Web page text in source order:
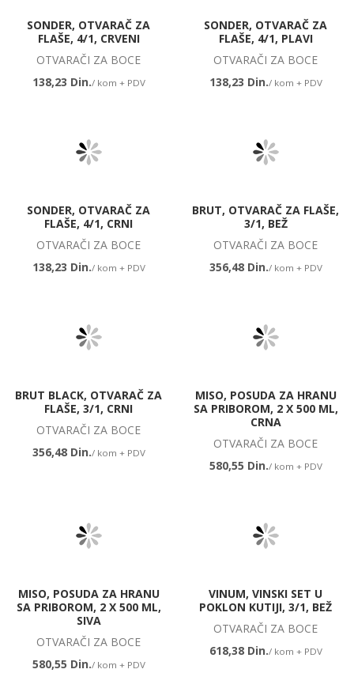
SONDER, OTVARAČ ZA
FLAŠE, 4/1, CRVENI
OTVARAČI ZA BOCE
138,23 Din./ kom + PDV
SONDER, OTVARAČ ZA
FLAŠE, 4/1, PLAVI
OTVARAČI ZA BOCE
138,23 Din./ kom + PDV
SONDER, OTVARAČ ZA
FLAŠE, 4/1, CRNI
OTVARAČI ZA BOCE
138,23 Din./ kom + PDV
BRUT, OTVARAČ ZA FLAŠE,
3/1, BEŽ
OTVARAČI ZA BOCE
356,48 Din./ kom + PDV
BRUT BLACK, OTVARAČ ZA
FLAŠE, 3/1, CRNI
OTVARAČI ZA BOCE
356,48 Din./ kom + PDV
MISO, POSUDA ZA HRANU
SA PRIBOROM, 2 X 500 ML,
CRNA
OTVARAČI ZA BOCE
580,55 Din./ kom + PDV
MISO, POSUDA ZA HRANU
SA PRIBOROM, 2 X 500 ML,
SIVA
OTVARAČI ZA BOCE
580,55 Din./ kom + PDV
VINUM, VINSKI SET U
POKLON KUTIJI, 3/1, BEŽ
OTVARAČI ZA BOCE
618,38 Din./ kom + PDV